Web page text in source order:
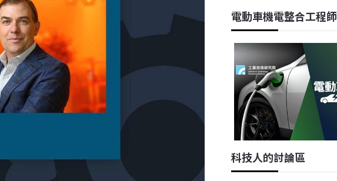
電動車機電整合工程師
科技人的討論區